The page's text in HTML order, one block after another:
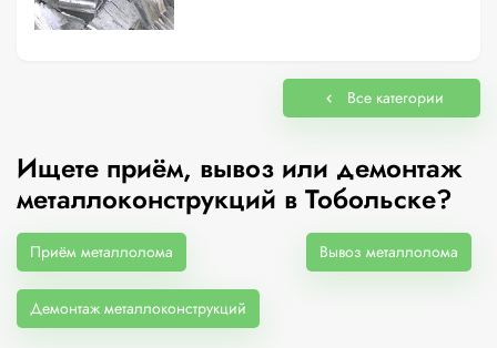
Все категории
Ищете приём, вывоз или демонтаж
металлоконструкций в Тобольске?
Приём металлолома Вывоз металлолома
Демонтаж металлоконструкций